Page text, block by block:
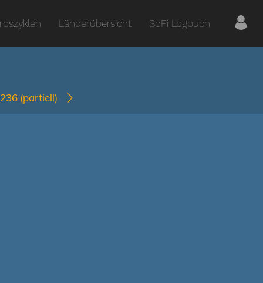
Länderübersicht SoFi Logbuch
(partiell)